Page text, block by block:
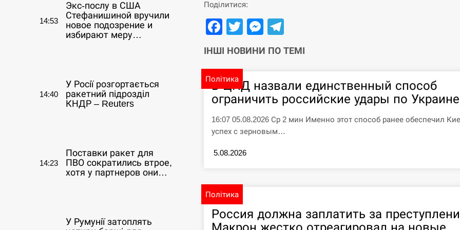
14:53
Экс-послу в США
Стефанишиной вручили
новое подозрение и
избирают меру…
14:40
У Росії розгортається
ракетний підрозділ
КНДР – Reuters
14:23
Поставки ракет для
ПВО сократились втрое,
хотя у партнеров они…
У Румунії затоплять
Поділитися:
Facebook
TwitterMessenger
ІНШІ НОВИНИ ПО ТЕМІ
Політика
В ЦПД назвали единственный способ
ограничить российские удары по Украине
16:07 05.08.2026 Ср 2 мин Именно этот способ ранее обеспечил
успех с зерновым…
5.08.2026
Політика
Россия должна заплатить за
Макрон жестко отреагировал на новые ...